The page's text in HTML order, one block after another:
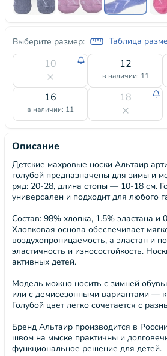
Выберите размер: Таблица
10 12
в наличии: 11
16
в наличии: 11
18
Описание
Детские махровые носки Альтаир
голубой предназначены для зимы и
ряд: 20-28, длина стопы — 10-18 см.
универсален и подходит для любого
Состав: 98% хлопка, 1.5% эластана и
Хлопковая основа обеспечивает
воздухопроницаемость, а эластан и
эластичность и износостойкость.
активных детей.
Модель можно носить с зимней
или с демисезонными вариантами —
Голубой цвет легко сочетается с
Бренд Альтаир производится в
швом на мыске практичны и
функциональное решение для детей.